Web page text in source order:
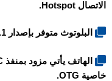
الاتصال Hotspot.
البلوتوث متوفر بإصدار 5.1 مع دعم خاصية LE وA2DP.
خاصية OTG.